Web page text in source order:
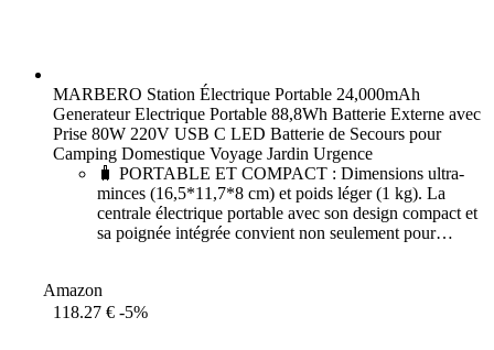
MARBERO Station Électrique Portable 24,000mAh
Generateur Electrique Portable 88,8Wh Batterie Externe avec
Prise 80W 220V USB C LED Batterie de Secours pour
Camping Domestique Voyage Jardin Urgence
🧳 PORTABLE ET COMPACT : Dimensions ultra-
minces (16,5*11,7*8 cm) et poids léger (1 kg). La
centrale électrique portable avec son design compact et
sa poignée intégrée convient non seulement pour
Amazon
118.27 € -5%